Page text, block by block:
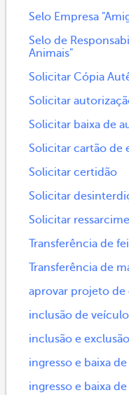
Selo Empresa
Selo de
Animais"
Solicitar Cópia
Solicitar
Solicitar baixa de
Solicitar cartão de
Solicitar certidão
Solicitar
Solicitar
Transferência de
Transferência de
aprovar projeto de
inclusão de veículo
inclusão e
ingresso e baixa
ingresso e baixa